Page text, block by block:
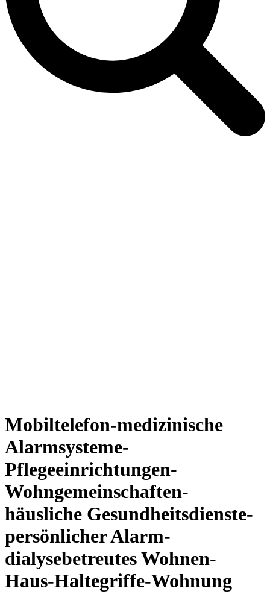
Mobiltelefon-medizinische
Alarmsysteme-
Pflegeeinrichtungen-
Wohngemeinschaften-
häusliche Gesundheitsdienste-
persönlicher Alarm-
dialysebetreutes Wohnen-
Haus-Haltegriffe-Wohnung